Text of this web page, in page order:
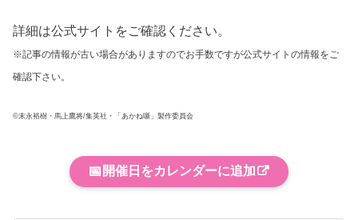
詳細は公式サイトをご確認ください。
※記事の情報が古い場合がありますのでお手数ですが公式サイトの情報をご
確認下さい。
©末永裕樹・馬上鷹将/集英社・「あかね噺」製作委員会
📅 開催日をカレンダーに追加